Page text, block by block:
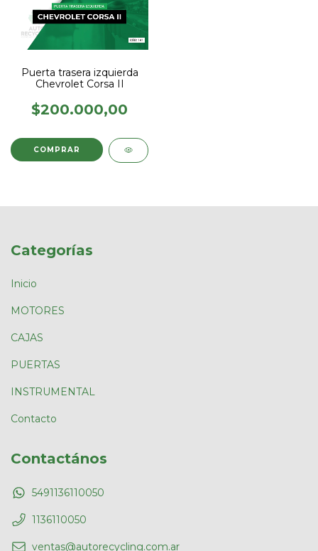
Puerta trasera izquierda
Chevrolet Corsa II
$200.000,00
Categorías
Inicio
MOTORES
CAJAS
PUERTAS
INSTRUMENTAL
Contacto
Contactános
5491136110050
1136110050
ventas@autorecycling.com.ar